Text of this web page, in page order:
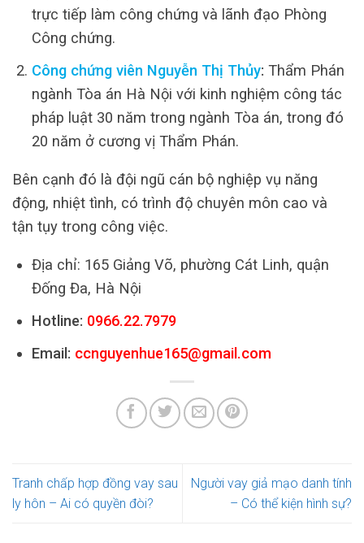
trực tiếp làm công chứng và lãnh đạo Phòng
Công chứng.
Công chứng viên Nguyễn Thị Thủy: Thẩm Phán
ngành Tòa án Hà Nội với kinh nghiệm công tác
pháp luật 30 năm trong ngành Tòa án, trong đó
20 năm ở cương vị Thẩm Phán.
Bên cạnh đó là đội ngũ cán bộ nghiệp vụ năng
động, nhiệt tình, có trình độ chuyên môn cao và
tận tụy trong công việc.
Địa chỉ: 165 Giảng Võ, phường Cát Linh, quận
Đống Đa, Hà Nội
Hotline: 0966.22.7979
Email: ccnguyenhue165@gmail.com
Tranh chấp hợp đồng vay sau
ly hôn – Ai có quyền đòi?
Người vay giả mạo danh tính
– Có thể kiện hình sự?